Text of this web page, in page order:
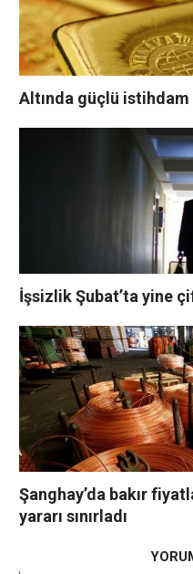
Altında güçlü istihdam
İşsizlik Şubat’ta yine
Şanghay’da bakır
yararı sınırladı